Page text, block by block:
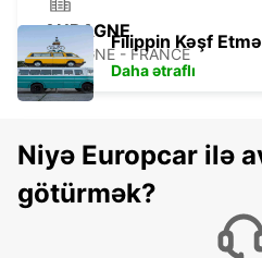
AUBAGNE
AUBAGNE - FRANCE
MARSEILLE AIRPORT -
Filippin Kəşf
Daha ətraflı
Niyə Europcar ilə
götürmək?